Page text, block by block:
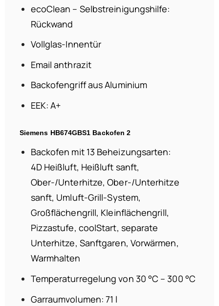
ecoClean – Selbstreinigungshilfe:
Rückwand
Vollglas-Innentür
Email anthrazit
Backofengriff aus Aluminium
EEK: A+
Siemens HB674GBS1 Backofen 2
Backofen mit 13 Beheizungsarten:
4D Heißluft, Heißluft sanft,
Ober-/Unterhitze, Ober-/Unterhitze
sanft, Umluft-Grill-System,
Großflächengrill, Kleinflächengrill,
Pizzastufe, coolStart, separate
Unterhitze, Sanftgaren, Vorwärmen,
Warmhalten
Temperaturregelung von 30 °C – 300 °C
Garraumvolumen: 71 l